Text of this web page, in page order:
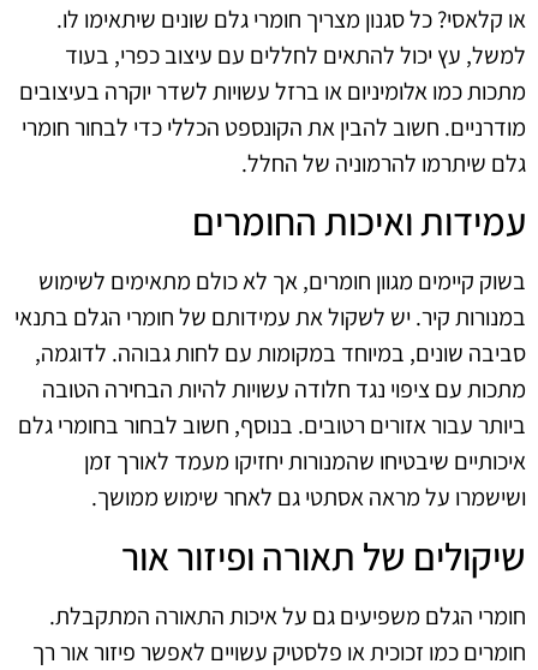
או קלאסי? כל סגנון מצריך חומרי גלם שונים שיתאימו לו.
למשל, עץ יכול להתאים לחללים עם עיצוב כפרי, בעוד
מתכות כמו אלומיניום או ברזל עשויות לשדר יוקרה בעיצובים
מודרניים. חשוב להבין את הקונספט הכללי כדי לבחור חומרי
גלם שיתרמו להרמוניה של החלל.
עמידות ואיכות החומרים
בשוק קיימים מגוון חומרים, אך לא כולם מתאימים לשימוש
במנורות קיר. יש לשקול את עמידותם של חומרי הגלם בתנאי
סביבה שונים, במיוחד במקומות עם לחות גבוהה. לדוגמה,
מתכות עם ציפוי נגד חלודה עשויות להיות הבחירה הטובה
ביותר עבור אזורים רטובים. בנוסף, חשוב לבחור בחומרי גלם
איכותיים שיבטיחו שהמנורות יחזיקו מעמד לאורך זמן
ושישמרו על מראה אסתטי גם לאחר שימוש ממושך.
שיקולים של תאורה ופיזור אור
חומרי הגלם משפיעים גם על איכות התאורה המתקבלת.
חומרים כמו זכוכית או פלסטיק עשויים לאפשר פיזור אור רך